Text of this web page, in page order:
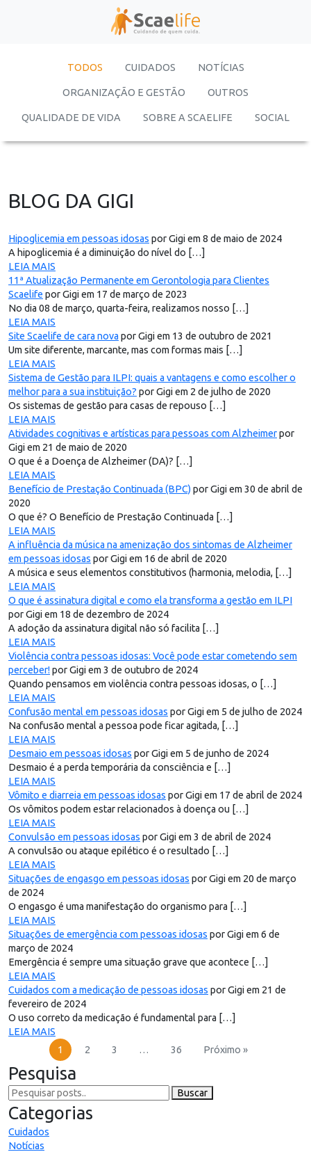
TODOS CUIDADOS NOTÍCIAS
ORGANIZAÇÃO E GESTÃO OUTROS
QUALIDADE DE VIDA SOBRE A SCAELIFE SOCIAL
BLOG DA GIGI
Hipoglicemia em pessoas idosas por Gigi em 8 de maio de 2024
A hipoglicemia é a diminuição do nível do […]
LEIA MAIS
11ª Atualização Permanente em Gerontologia para Clientes
Scaelife por Gigi em 17 de março de 2023
No dia 08 de março, quarta-feira, realizamos nosso […]
LEIA MAIS
Site Scaelife de cara nova por Gigi em 13 de outubro de 2021
Um site diferente, marcante, mas com formas mais […]
LEIA MAIS
Sistema de Gestão para ILPI: quais a vantagens e como escolher o
melhor para a sua instituição? por Gigi em 2 de julho de 2020
Os sistemas de gestão para casas de repouso […]
LEIA MAIS
Atividades cognitivas e artísticas para pessoas com Alzheimerpor
Gigi em 21 de maio de 2020
O que é a Doença de Alzheimer (DA)? […]
LEIA MAIS
Benefício de Prestação Continuada (BPC) por Gigi em 30 de abril de
2020
O que é? O Benefício de Prestação Continuada […]
LEIA MAIS
A influência da música na amenização dos sintomas de Alzheimer
em pessoas idosas por Gigi em 16 de abril de 2020
A música e seus elementos constitutivos (harmonia, melodia, […]
LEIA MAIS
O que é assinatura digital e como ela transforma a gestão em ILPI
por Gigi em 18 de dezembro de 2024
A adoção da assinatura digital não só facilita […]
LEIA MAIS
Violência contra pessoas idosas: Você pode estar cometendo sem
perceber! por Gigi em 3 de outubro de 2024
Quando pensamos em violência contra pessoas idosas, o […]
LEIA MAIS
Confusão mental em pessoas idosas por Gigi em 5 de julho de 2024
Na confusão mental a pessoa pode ficar agitada, […]
LEIA MAIS
Desmaio em pessoas idosas por Gigi em 5 de junho de 2024
Desmaio é a perda temporária da consciência e […]
LEIA MAIS
Vômito e diarreia em pessoas idosas por Gigi em 17 de abril de 2024
Os vômitos podem estar relacionados à doença ou […]
LEIA MAIS
Convulsão em pessoas idosas por Gigi em 3 de abril de 2024
A convulsão ou ataque epilético é o resultado […]
LEIA MAIS
Situações de engasgo em pessoas idosas por Gigi em 20 de março
de 2024
O engasgo é uma manifestação do organismo para […]
LEIA MAIS
Situações de emergência com pessoas idosas por Gigi em 6 de
março de 2024
Emergência é sempre uma situação grave que acontece […]
LEIA MAIS
Cuidados com a medicação de pessoas idosas por Gigi em 21 de
fevereiro de 2024
O uso correto da medicação é fundamental para […]
LEIA MAIS
1
2 3 … 36 Próximo »
Pesquisa
Buscar
Categorias
Cuidados
Notícias